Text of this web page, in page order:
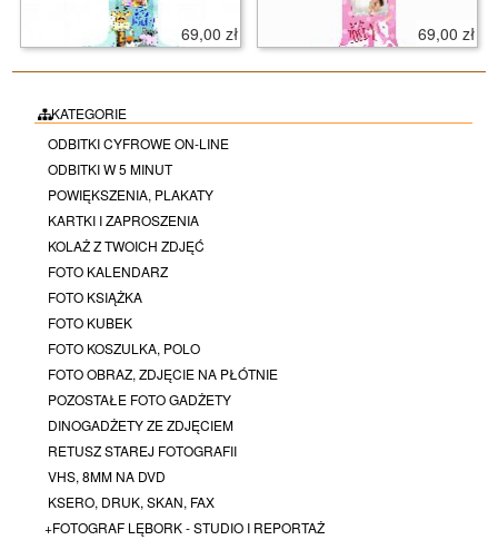
69,00 zł 69,00 zł
KATEGORIE
ODBITKI CYFROWE ON-LINE
ODBITKI W 5 MINUT
POWIĘKSZENIA, PLAKATY
KARTKI I ZAPROSZENIA
KOLAŻ Z TWOICH ZDJĘĆ
FOTO KALENDARZ
FOTO KSIĄŻKA
FOTO KUBEK
FOTO KOSZULKA, POLO
FOTO OBRAZ, ZDJĘCIE NA PŁÓTNIE
POZOSTAŁE FOTO GADŻETY
DINOGADŻETY ZE ZDJĘCIEM
RETUSZ STAREJ FOTOGRAFII
VHS, 8MM NA DVD
KSERO, DRUK, SKAN, FAX
+FOTOGRAF LĘBORK - STUDIO I REPORTAŻ